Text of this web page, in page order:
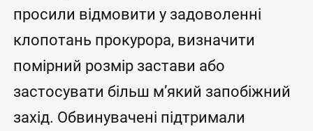
просили відмовити у задоволенні
клопотань прокурора, визначити
помірний розмір застави або
застосувати більш м’який запобіжний
захід. Обвинувачені підтримали